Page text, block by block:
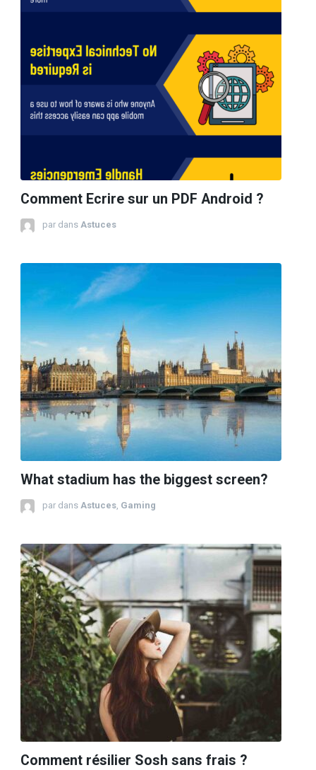
Comment Ecrire sur un PDF Android ?
par dans Astuces
What stadium has the biggest screen?
par dans Astuces, Gaming
Comment résilier Sosh sans frais ?